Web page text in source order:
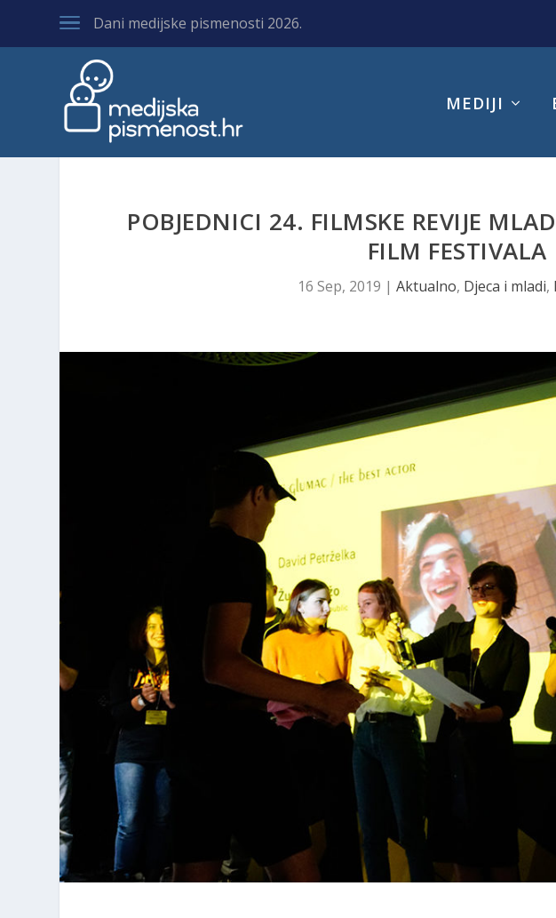
Dani medijske pismenosti 2026.
MEDIJI
POBJEDNICI 24. FILMSKE REVIJE
FILM FESTIVALA
16 Sep, 2019 |Aktualno, Djeca i mladi,